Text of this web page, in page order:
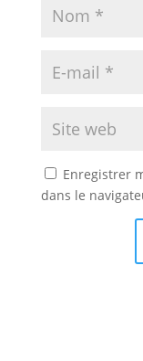
Enregistrer
dans le